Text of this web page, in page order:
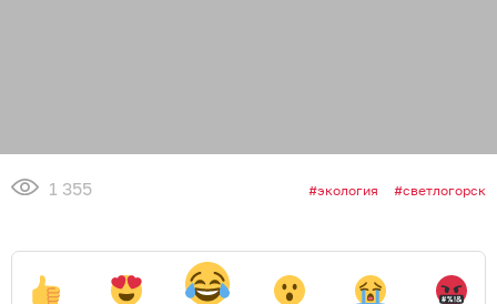
1 355 экология светлогорск